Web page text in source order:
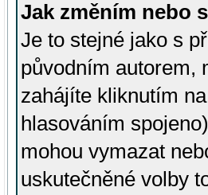
Jak změním nebo
Je to stejné jako s
původním autorem,
zahájíte kliknutím
hlasováním
mohou vymazat
uskutečněné volby